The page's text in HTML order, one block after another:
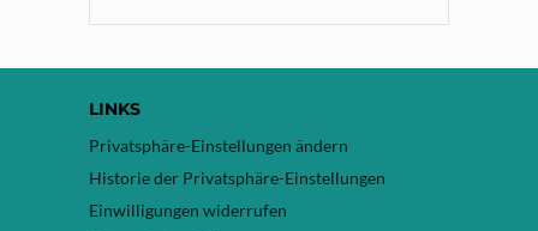
LINKS
Privatsphäre-Einstellungen ändern
Historie der Privatsphäre-Einstellungen
Einwilligungen widerrufen